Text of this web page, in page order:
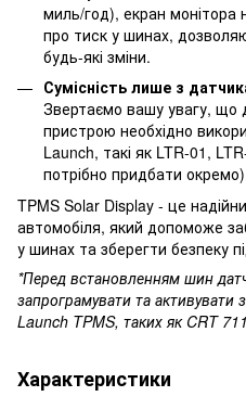
миль/год), екран монітора
про тиск у шинах,
будь-які зміни.
Сумісність лише з
Звертаємо вашу увагу, що
пристрою необхідно
Launch, такі як LTR-01,
потрібно придбати
TPMS Solar Display - це
автомобіля, який допоможе
у шинах та зберегти безпеку
*Перед встановленням шин
запрограмувати та активувати
Launch TPMS, таких як CRT
Характеристики